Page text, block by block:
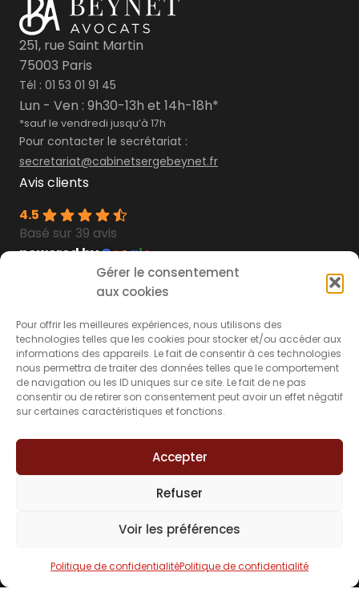
Gérer le consentement
aux cookies
Pour offrir les meilleures expériences, nous utilisons des
technologies telles que les cookies pour stocker et/ou accéder aux
informations des appareils. Le fait de consentir à ces technologies
nous permettra de traiter des données telles que le comportement
de navigation ou les ID uniques sur ce site. Le fait de ne pas
consentir ou de retirer son consentement peut avoir un effet négatif
sur certaines caractéristiques et fonctions.
Accepter
Refuser
Voir les préférences
Politique de confidentialitéPolitique de confidentialité
251, rue Saint Martin
75003 Paris
Tél : 01 53 01 91 45
Lun - Ven : 9h30-13h et 14h-18h*
*sauf le vendredi jusqu’à 17h
Pour contacter le secrétariat :
secretariat@cabinetsergebeynet.fr
Avis clients
4.5
Basé sur 39 avis
powered byGoogle
Découvrez lestémoignages
Secteurs d’interventions
Accidents de la route
Accidents médicaux
Indemniser les victimes
Indemniser les préjudices professionnels
À propos du
cabinet
Le cabinet
Actualités